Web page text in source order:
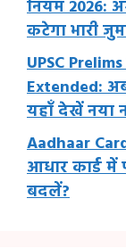
नियम 2026:
कटेगा भारी
UPSC
Extended:
यहाँ देखें नया
Aadhaar
आधार कार्ड
बदलें?